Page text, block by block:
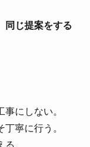
同じ提案をする
にしない。
寧に行う。
。